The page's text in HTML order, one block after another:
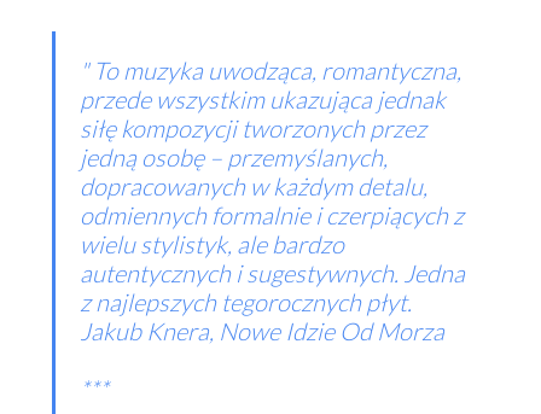
To muzyka uwodząca, romantyczna,
przede wszystkim ukazująca jednak
siłę kompozycji tworzonych przez
jedną osobę – przemyślanych,
dopracowanych w każdym detalu,
odmiennych formalnie i czerpiących z
wielu stylistyk, ale bardzo
autentycznych i sugestywnych. Jedna
z najlepszych tegorocznych płyt.
Jakub Knera, Nowe Idzie Od Morza
***